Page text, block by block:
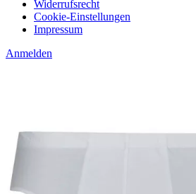
Widerrufsrecht
Cookie-Einstellungen
Impressum
Anmelden